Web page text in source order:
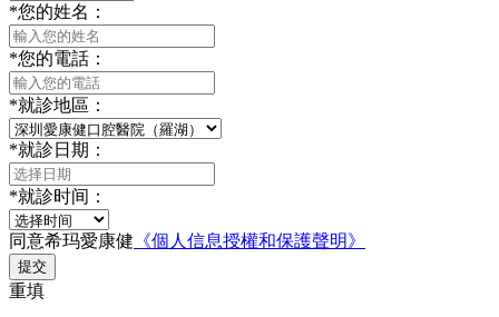
*您的姓名：
*您的電話：
*就診地區：
*就診日期：
*就診时间：
同意希玛愛康健 《個人信息授權和保護聲明》
提交
重填